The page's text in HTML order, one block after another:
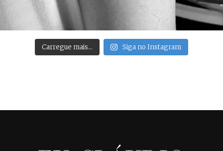
Carregue mais… Siga no Instagram